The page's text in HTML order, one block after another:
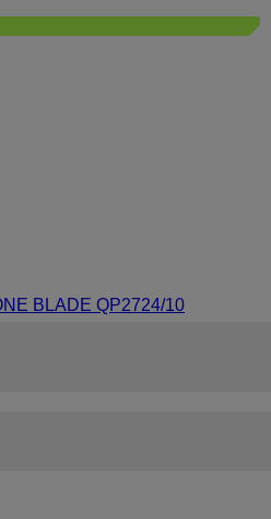
BLADE QP2724/10